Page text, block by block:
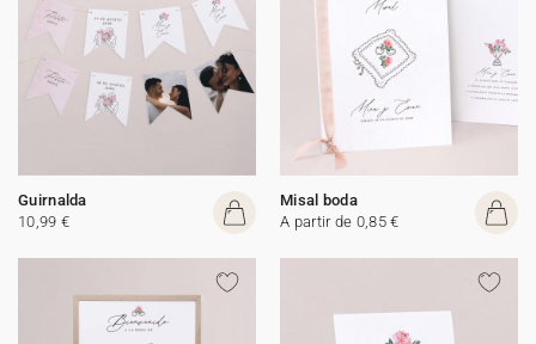
Guirnalda
10,99 €
Misal boda
A partir de 0,85 €